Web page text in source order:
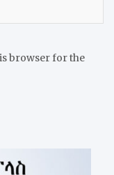
browser for the